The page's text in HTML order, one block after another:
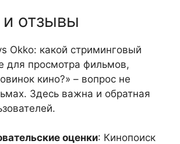
отзывы
Okko: какой стриминговый
для просмотра фильмов,
кино?» – вопрос не
Здесь важна и обратная
оценки: Кинопоиск